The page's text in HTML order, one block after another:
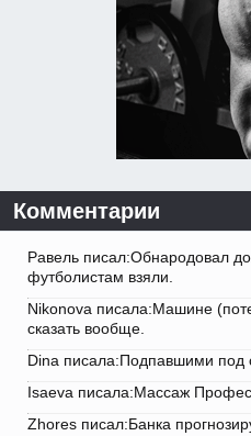
Комментарии
Равель писал:Обнародовал
футболистам взяли.
Nikonova писала:Машине
сказать вообще.
Dina писала:Подпавшими под
Isaeva писала:Массаж
Zhores писал:Банка